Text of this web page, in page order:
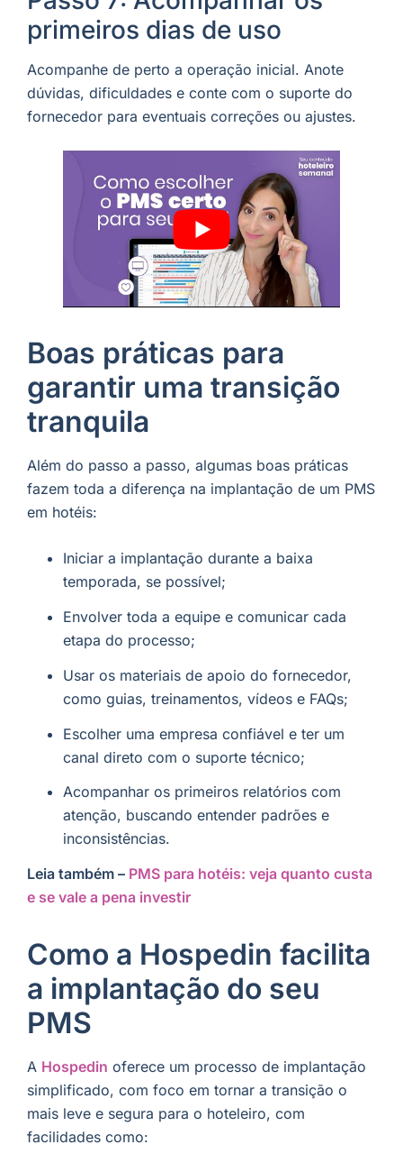
primeiros dias de uso
Acompanhe de perto a operação inicial. Anote
dúvidas, dificuldades e conte com o suporte do
fornecedor para eventuais correções ou ajustes.
Boas práticas para
garantir uma transição
tranquila
Além do passo a passo, algumas boas práticas
fazem toda a diferença na implantação de um PMS
em hotéis:
Iniciar a implantação durante a baixa
temporada, se possível;
Envolver toda a equipe e comunicar cada
etapa do processo;
Usar os materiais de apoio do fornecedor,
como guias, treinamentos, vídeos e FAQs;
Escolher uma empresa confiável e ter um
canal direto com o suporte técnico;
Acompanhar os primeiros relatórios com
atenção, buscando entender padrões e
inconsistências.
Leia também – PMS para hotéis: veja quanto custa
e se vale a pena investir
Como a Hospedin facilita
a implantação do seu
PMS
A Hospedin oferece um processo de implantação
simplificado, com foco em tornar a transição o
mais leve e segura para o hoteleiro, com
facilidades como: